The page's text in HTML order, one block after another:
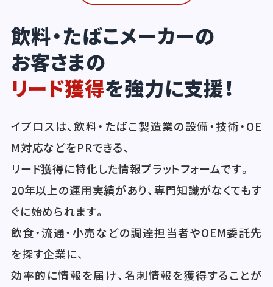
飲料・たばこメーカーの
お客さまの
リード獲得を強力に支援！
イプロスは、飲料・たばこ製造業の設備・技術・OE
M対応などをPRできる、
リード獲得に特化した情報プラットフォームです。
20年以上の運用実績があり、専門知識がなくてもす
ぐに始められます。
飲食・流通・小売などの調達担当者やOEM委託先
を探す企業に、
効率的に情報を届け、名刺情報を獲得することが